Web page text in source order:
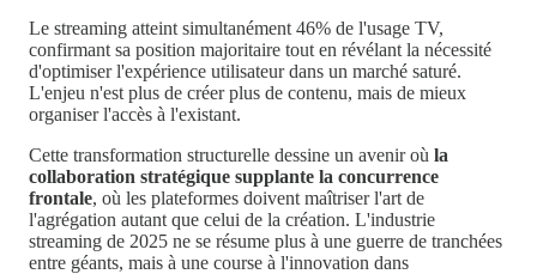
Le streaming atteint simultanément 46% de l'usage TV,
confirmant sa position majoritaire tout en révélant la nécessité
d'optimiser l'expérience utilisateur dans un marché saturé.
L'enjeu n'est plus de créer plus de contenu, mais de mieux
organiser l'accès à l'existant.
Cette transformation structurelle dessine un avenir où la
collaboration stratégique supplante la concurrence
frontale, où les plateformes doivent maîtriser l'art de
l'agrégation autant que celui de la création. L'industrie
streaming de 2025 ne se résume plus à une guerre de tranchées
entre géants, mais à une course à l'innovation dans